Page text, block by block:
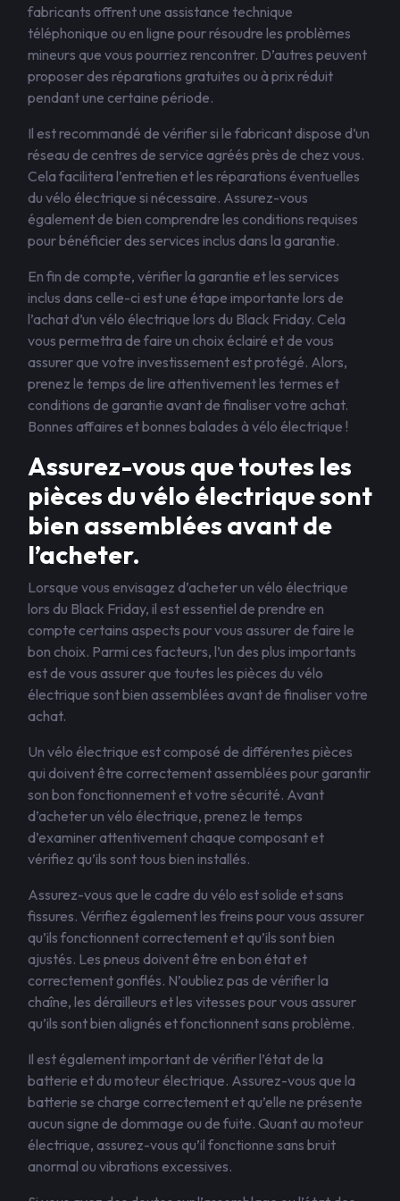
fabricants offrent une assistance technique
téléphonique ou en ligne pour résoudre les problèmes
mineurs que vous pourriez rencontrer. D’autres peuvent
proposer des réparations gratuites ou à prix réduit
pendant une certaine période.
Il est recommandé de vérifier si le fabricant dispose d’un
réseau de centres de service agréés près de chez vous.
Cela facilitera l’entretien et les réparations éventuelles
du vélo électrique si nécessaire. Assurez-vous
également de bien comprendre les conditions requises
pour bénéficier des services inclus dans la garantie.
En fin de compte, vérifier la garantie et les services
inclus dans celle-ci est une étape importante lors de
l’achat d’un vélo électrique lors du Black Friday. Cela
vous permettra de faire un choix éclairé et de vous
assurer que votre investissement est protégé. Alors,
prenez le temps de lire attentivement les termes et
conditions de garantie avant de finaliser votre achat.
Bonnes affaires et bonnes balades à vélo électrique !
Assurez-vous que toutes les
pièces du vélo électrique sont
bien assemblées avant de
l’acheter.
Lorsque vous envisagez d’acheter un vélo électrique
lors du Black Friday, il est essentiel de prendre en
compte certains aspects pour vous assurer de faire le
bon choix. Parmi ces facteurs, l’un des plus importants
est de vous assurer que toutes les pièces du vélo
électrique sont bien assemblées avant de finaliser votre
achat.
Un vélo électrique est composé de différentes pièces
qui doivent être correctement assemblées pour garantir
son bon fonctionnement et votre sécurité. Avant
d’acheter un vélo électrique, prenez le temps
d’examiner attentivement chaque composant et
vérifiez qu’ils sont tous bien installés.
Assurez-vous que le cadre du vélo est solide et sans
fissures. Vérifiez également les freins pour vous assurer
qu’ils fonctionnent correctement et qu’ils sont bien
ajustés. Les pneus doivent être en bon état et
correctement gonflés. N’oubliez pas de vérifier la
chaîne, les dérailleurs et les vitesses pour vous assurer
qu’ils sont bien alignés et fonctionnent sans problème.
Il est également important de vérifier l’état de la
batterie et du moteur électrique. Assurez-vous que la
batterie se charge correctement et qu’elle ne présente
aucun signe de dommage ou de fuite. Quant au moteur
électrique, assurez-vous qu’il fonctionne sans bruit
anormal ou vibrations excessives.